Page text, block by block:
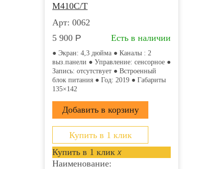
М410C/T
Арт: 0062
5 900 Р Есть в наличии
● Экран: 4,3 дюйма ● Каналы : 2
выз.панели ● Управление: сенсорное ●
Запись: отсутствует ● Встроенный
блок питания ● Год: 2019 ● Габариты
135×142
Купить в 1 клик
Купить в 1 клик x
Наименование: